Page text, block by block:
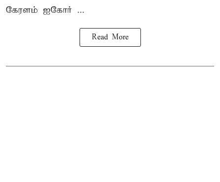
கேரளம் ஐகோர் ...
Read More